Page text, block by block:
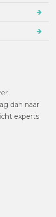
dan naar
experts